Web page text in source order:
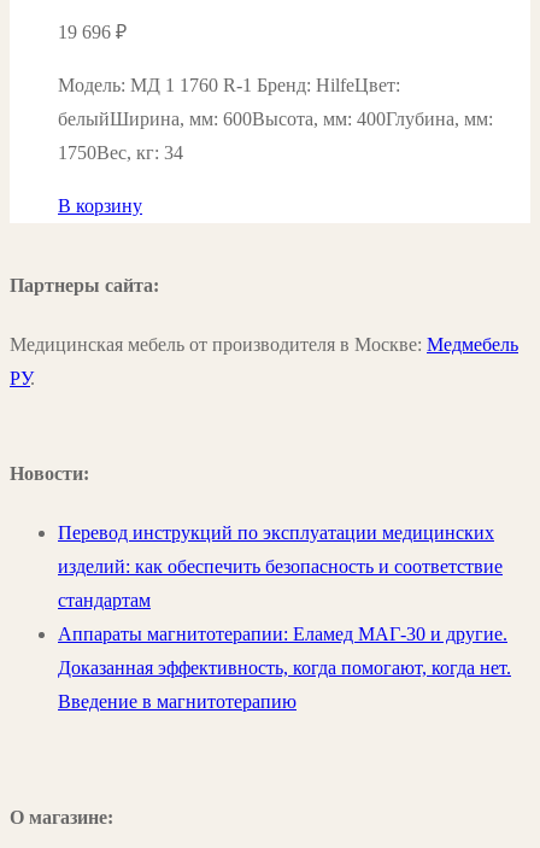
19 696 ₽
Модель: МД 1 1760 R-1 Бренд: HilfeЦвет:
белыйШирина, мм: 600Высота, мм: 400Глубина, мм:
1750Вес, кг: 34
В корзину
Партнеры сайта:
Медицинская мебель от производителя в Москве: Медмебель
РУ.
Новости:
Перевод инструкций по эксплуатации медицинских
изделий: как обеспечить безопасность и соответствие
стандартам
Аппараты магнитотерапии: Еламед МАГ-30 и другие.
Доказанная эффективность, когда помогают, когда нет.
Введение в магнитотерапию
О магазине: